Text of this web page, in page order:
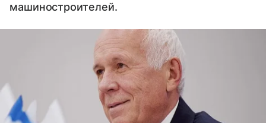
машиностроителей.